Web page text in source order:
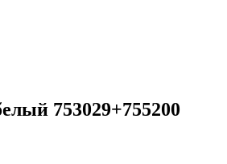
753029+755200